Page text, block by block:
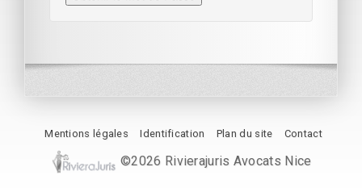
Mentions légales Identification Plan du site Contact
©2026 Rivierajuris Avocats Nice